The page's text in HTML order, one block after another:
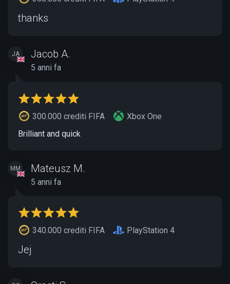
thanks
JA Jacob A.
5 anni fa
300.000 crediti FIFA
Xbox One
Brilliant and quick
MM Mateusz M.
5 anni fa
340.000 crediti FIFA PlayStation 4
Jej